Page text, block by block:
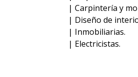
| Carpintería y
| Diseño de
| Inmobiliarias.
| Electricistas.